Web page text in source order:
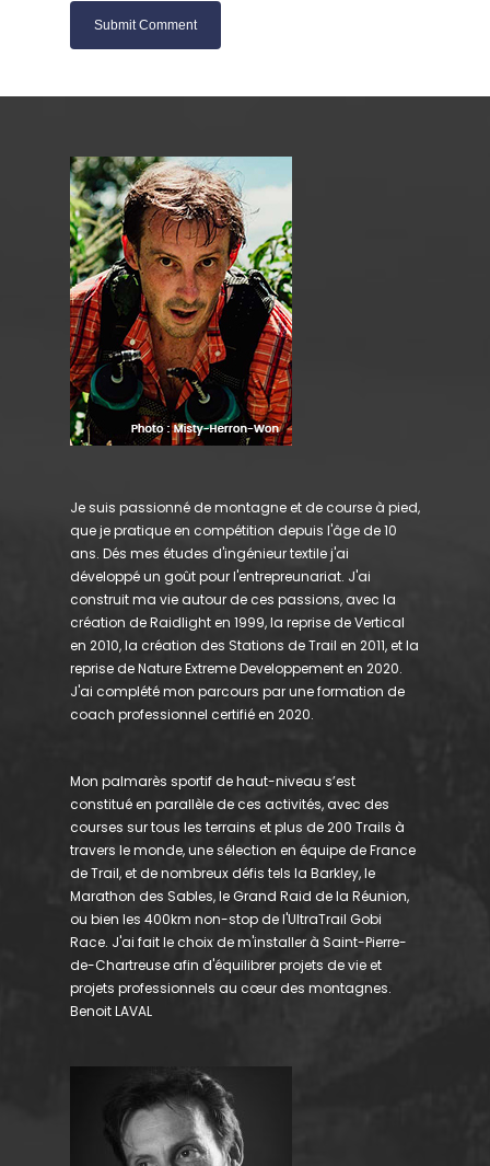
Je suis passionné de montagne et de course à pied,
que je pratique en compétition depuis l'âge de 10
ans. Dés mes études d'ingénieur textile j'ai
développé un goût pour l'entrepreunariat. J'ai
construit ma vie autour de ces passions, avec la
création de Raidlight en 1999, la reprise de Vertical
en 2010, la création des Stations de Trail en 2011, et la
reprise de Nature Extreme Developpement en 2020.
J'ai complété mon parcours par une formation de
coach professionnel certifié en 2020.
Mon palmarès sportif de haut-niveau s’est
constitué en parallèle de ces activités, avec des
courses sur tous les terrains et plus de 200 Trails à
travers le monde, une sélection en équipe de France
de Trail, et de nombreux défis tels la Barkley, le
Marathon des Sables, le Grand Raid de la Réunion,
ou bien les 400km non-stop de l'UltraTrail Gobi
Race. J'ai fait le choix de m'installer à Saint-Pierre-
de-Chartreuse afin d'équilibrer projets de vie et
projets professionnels au cœur des montagnes.
Benoit LAVAL